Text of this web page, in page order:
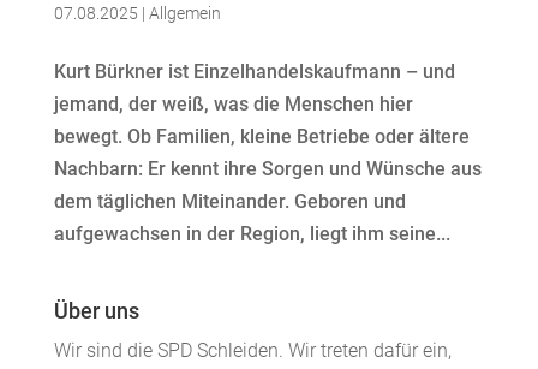
07.08.2025 | Allgemein
Kurt Bürkner ist Einzelhandelskaufmann – und
jemand, der weiß, was die Menschen hier
bewegt. Ob Familien, kleine Betriebe oder ältere
Nachbarn: Er kennt ihre Sorgen und Wünsche aus
dem täglichen Miteinander. Geboren und
aufgewachsen in der Region, liegt ihm seine...
Über uns
Wir sind die SPD Schleiden. Wir treten dafür ein,